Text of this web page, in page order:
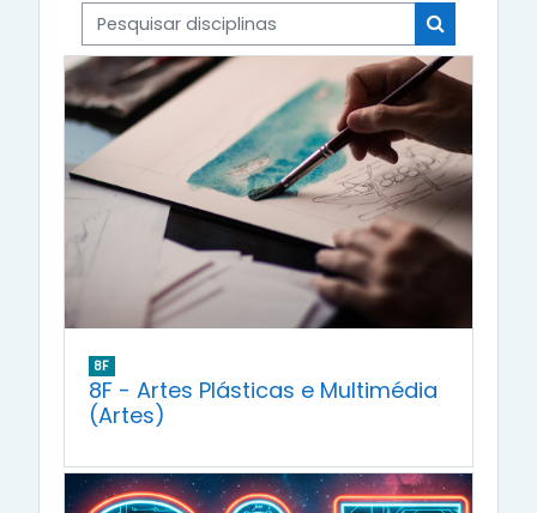
Pesquisar disciplinas
Pesquisar
8F
8F - Artes Plásticas e Multimédia
(Artes)